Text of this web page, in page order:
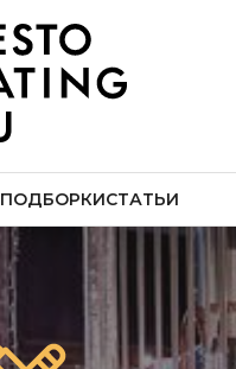
ПОДБОРКИСТАТЬИ